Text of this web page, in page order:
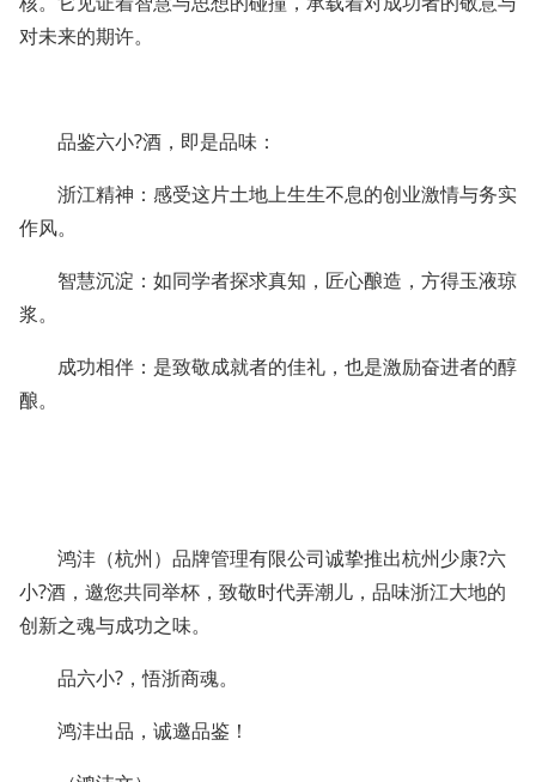
对未来的期许。
品鉴六小?酒，即是品味：
浙江精神：感受这片土地上生生不息的创业激情与务实
作风。
智慧沉淀：如同学者探求真知，匠心酿造，方得玉液琼
浆。
成功相伴：是致敬成就者的佳礼，也是激励奋进者的醇
酿。
鸿沣（杭州）品牌管理有限公司诚挚推出杭州少康?六
小?酒，邀您共同举杯，致敬时代弄潮儿，品味浙江大地的
创新之魂与成功之味。
品六小?，悟浙商魂。
鸿沣出品，诚邀品鉴！